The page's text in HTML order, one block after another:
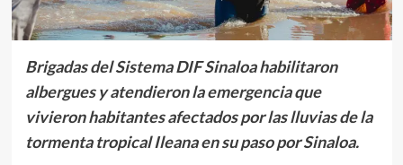
Brigadas del Sistema DIF Sinaloa habilitaron
albergues y atendieron la emergencia que
vivieron habitantes afectados por las lluvias de la
tormenta tropical Ileana en su paso por Sinaloa.